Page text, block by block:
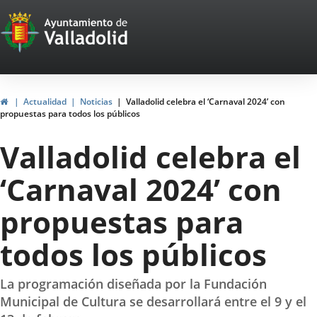
Portal
Web
del
Ayuntamiento
de
Valladolid
InicioActualidad Noticias
Valladolid celebra el ‘Carnaval 2024’ con
propuestas para todos los públicos
Valladolid celebra el
‘Carnaval 2024’ con
propuestas para
todos los públicos
La programación diseñada por la Fundación
Municipal de Cultura se desarrollará entre el 9 y el